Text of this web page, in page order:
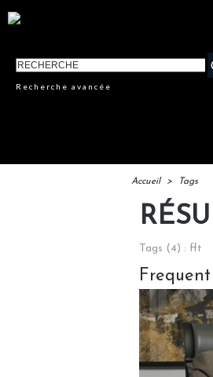
Recherche avancée
Accueil > Tags
Tags (4) : fft